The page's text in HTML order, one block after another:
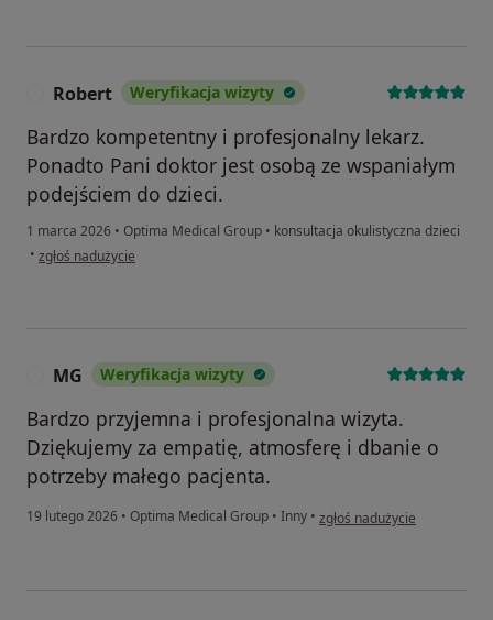
Robert Weryfikacja wizyty
Bardzo kompetentny i profesjonalny lekarz.
Ponadto Pani doktor jest osobą ze wspaniałym
podejściem do dzieci.
1 marca 2026 • Optima Medical Group • konsultacja okulistyczna dzieci
• w opinii użytkownika Robert
zgłoś nadużycie
MG Weryfikacja wizyty
Bardzo przyjemna i profesjonalna wizyta.
Dziękujemy za empatię, atmosferę i dbanie o
potrzeby małego pacjenta.
19 lutego 2026 • Optima Medical Group • Inny • w opinii użytkownika MG
zgłoś nadużycie